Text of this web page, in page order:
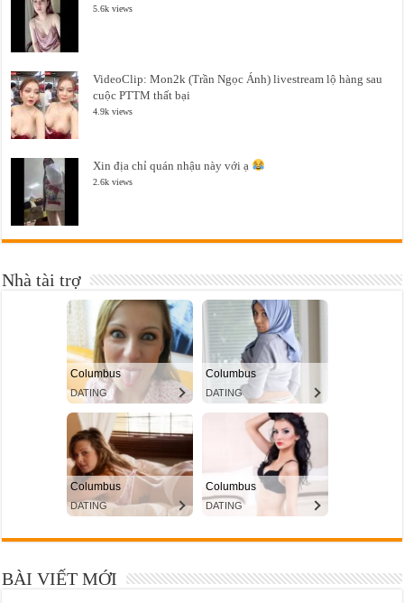
5.6k views
VideoClip: Mon2k (Trần Ngọc Ánh) livestream lộ hàng sau
cuộc PTTM thất bại
4.9k views
Xin địa chỉ quán nhậu này với ạ
2.6k views
Nhà tài trợ
BÀI VIẾT MỚI